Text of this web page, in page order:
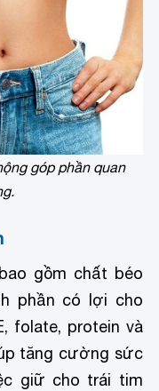
góp phần quan
gồm chất béo
phần có lợi cho
folate, protein và
tăng cường sức
giữ cho trái tim